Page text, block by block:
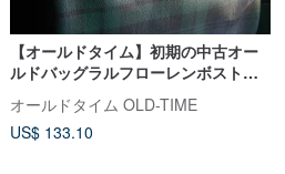
【オールドタイム】初期の中古オー
ルドバッグラルフローレンボストン
オールドタイム OLD-TIME
US$ 133.10